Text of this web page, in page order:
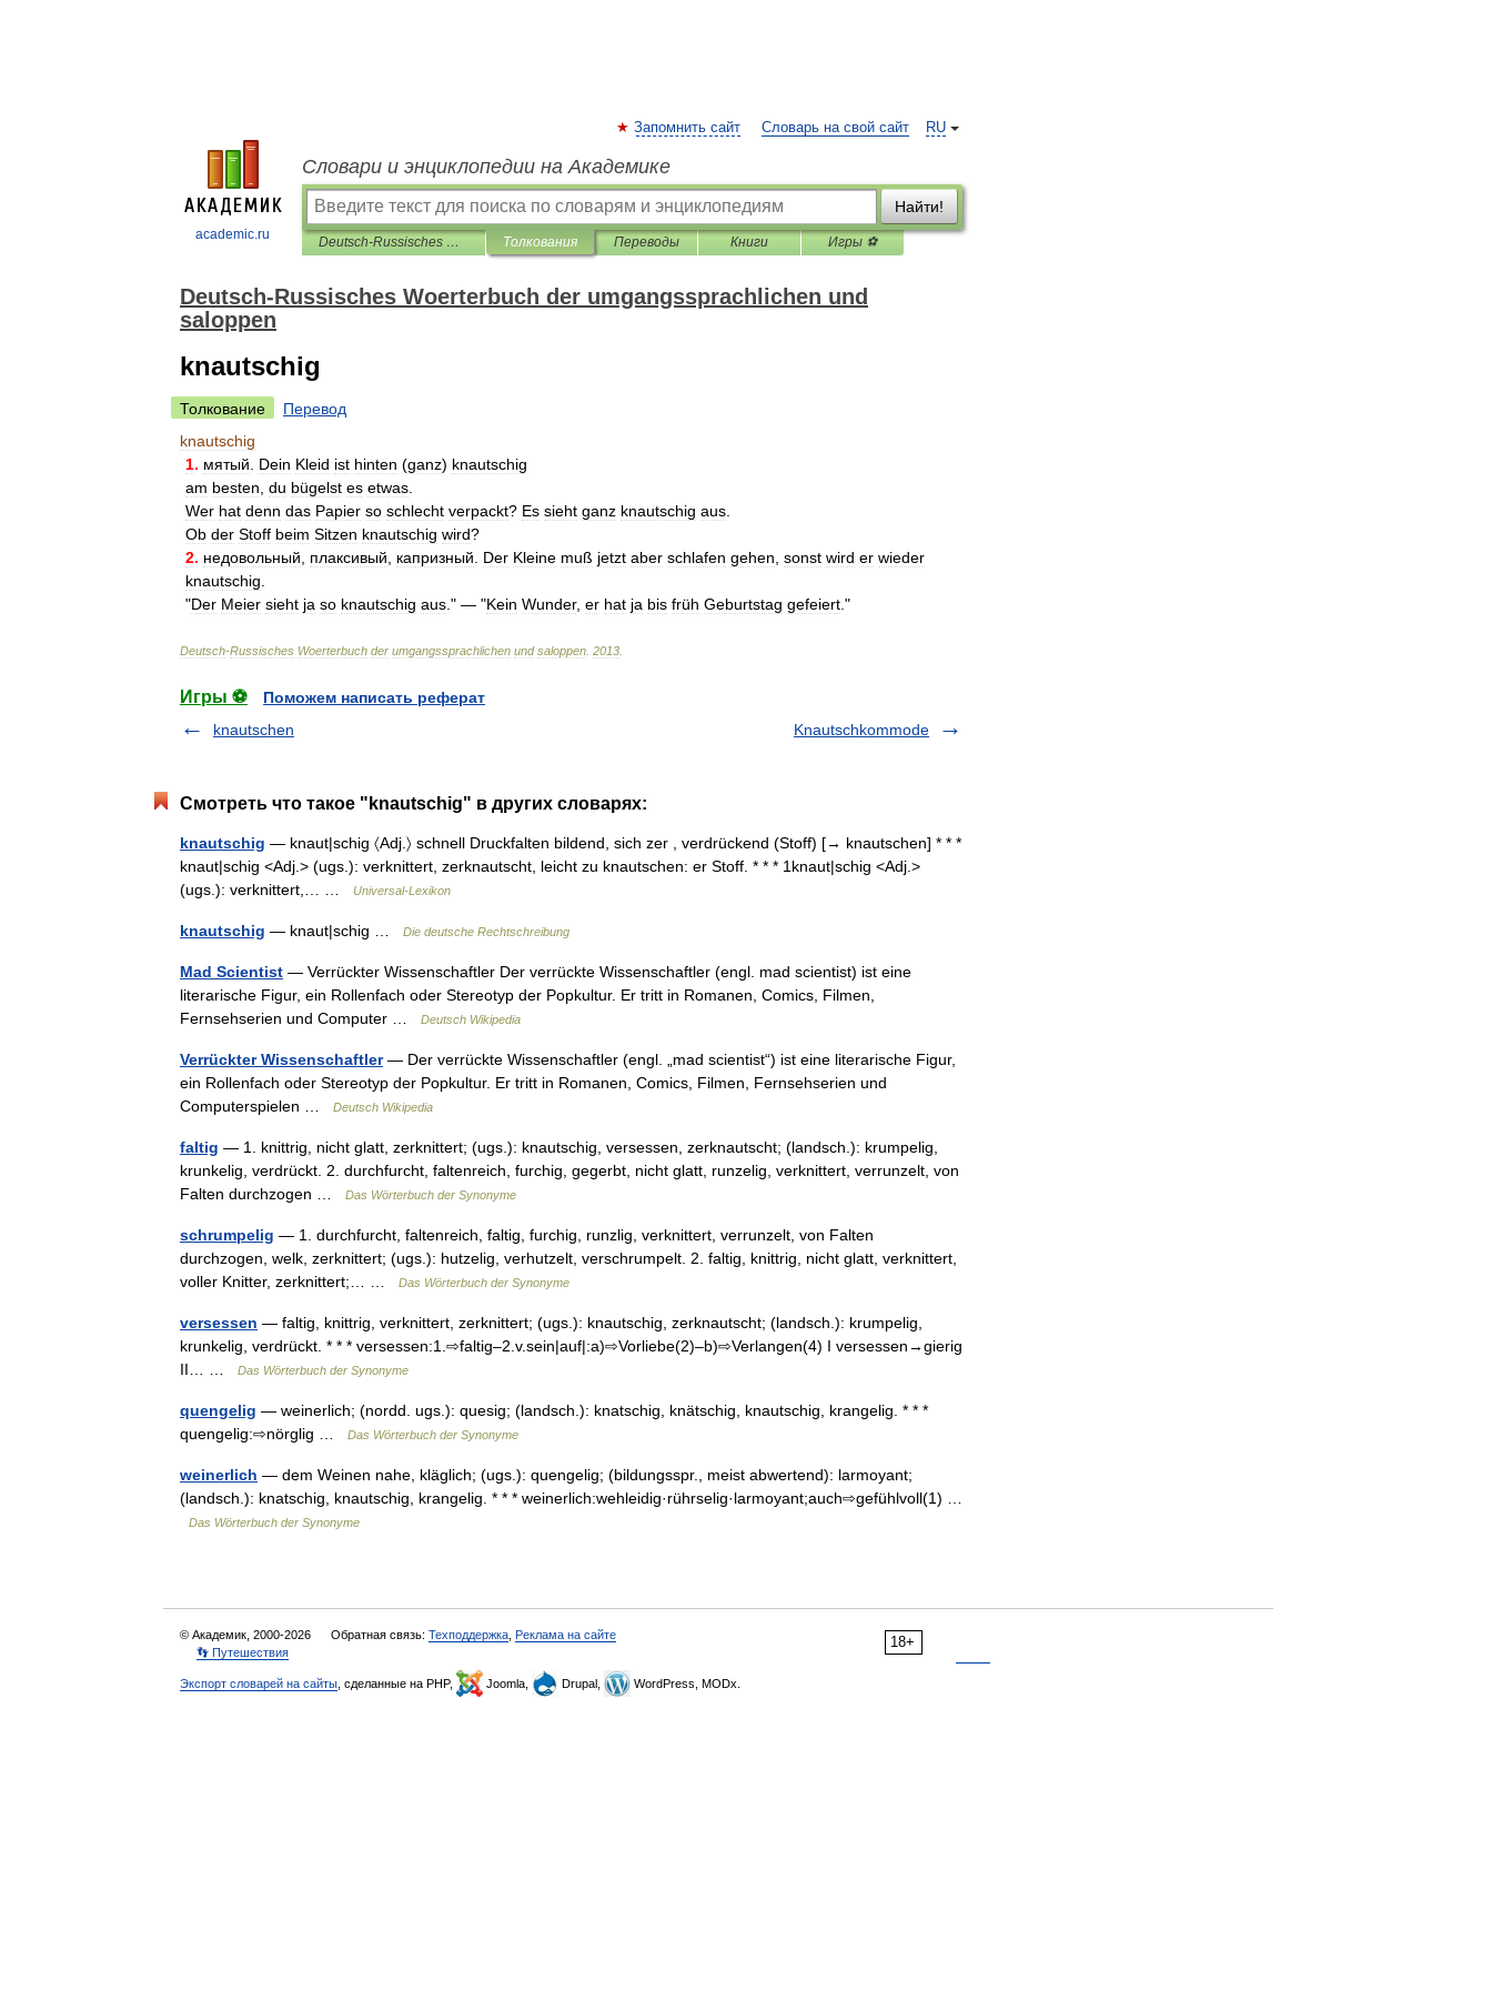
academic.ru
RU
Запомнить сайт Словарь на свой сайт
Словари и энциклопедии на Академике
Найти!
Deutsch-Russisches Woerterbuch der umgangssprachlichen und saloppen Толкования Переводы Книги Игры ⚽
Deutsch-Russisches Woerterbuch der umgangssprachlichen und
saloppen
knautschig
Толкование
Перевод
knautschig
1. мятый Dein Kleid ist hinten (ganz) knautschig
am besten du bügelst es etwas
Wer hat denn das Papier so schlecht verpackt? Es sieht ganz knautschig aus
Ob der Stoff beim Sitzen knautschig wird?
2. недовольный плаксивый капризный Der Kleine muß jetzt aber schlafen gehen sonst wird er wieder
knautschig
"Der Meier sieht ja so knautschig aus ." — "Kein Wunder, er hat ja bis früh Geburtstag gefeiert ."
Deutsch-Russisches Woerterbuch der umgangssprachlichen und saloppen 2013
Игры ⚽
Поможем написать реферат
knautschen
Knautschkommode
Смотреть что такое "knautschig" в других словарях:
knautschig — knaut|schig 〈Adj.〉 schnell Druckfalten bildend, sich zer , verdrückend (Stoff) [→ knautschen] * * *
knaut|schig <Adj.> (ugs.): verknittert, zerknautscht, leicht zu knautschen: er Stoff. * * * 1knaut|schig <Adj.>
(ugs.): verknittert,… …
Universal-Lexikon
knautschig — knaut|schig … Die deutsche Rechtschreibung
Mad Scientist — Verrückter Wissenschaftler Der verrückte Wissenschaftler (engl. mad scientist) ist eine
literarische Figur, ein Rollenfach oder Stereotyp der Popkultur. Er tritt in Romanen, Comics, Filmen,
Fernsehserien und Computer …
Deutsch Wikipedia
Verrückter Wissenschaftler— Der verrückte Wissenschaftler (engl. „mad scientist“) ist eine literarische Figur,
ein Rollenfach oder Stereotyp der Popkultur. Er tritt in Romanen, Comics, Filmen, Fernsehserien und
Computerspielen …
Deutsch Wikipedia
faltig — 1. knittrig, nicht glatt, zerknittert; (ugs.): knautschig, versessen, zerknautscht; (landsch.): krumpelig,
krunkelig, verdrückt. 2. durchfurcht, faltenreich, furchig, gegerbt, nicht glatt, runzelig, verknittert, verrunzelt, von
Falten durchzogen …
Das Wörterbuch der Synonyme
schrumpelig — 1. durchfurcht, faltenreich, faltig, furchig, runzlig, verknittert, verrunzelt, von Falten
durchzogen, welk, zerknittert; (ugs.): hutzelig, verhutzelt, verschrumpelt. 2. faltig, knittrig, nicht glatt, verknittert,
voller Knitter, zerknittert;… …
Das Wörterbuch der Synonyme
versessen — faltig, knittrig, verknittert, zerknittert; (ugs.): knautschig, zerknautscht; (landsch.): krumpelig,
krunkelig, verdrückt. * * * versessen:1.⇨faltig–2.v.sein|auf|:a)⇨Vorliebe(2)–b)⇨Verlangen(4) I versessen→gierig
II… …
Das Wörterbuch der Synonyme
quengelig — weinerlich; (nordd. ugs.): quesig; (landsch.): knatschig, knätschig, knautschig, krangelig. * * *
quengelig:⇨nörglig …
Das Wörterbuch der Synonyme
weinerlich — dem Weinen nahe, kläglich; (ugs.): quengelig; (bildungsspr., meist abwertend): larmoyant;
(landsch.): knatschig, knautschig, krangelig. * * * weinerlich:wehleidig·rührselig·larmoyant;auch⇨gefühlvoll(1) …
Das Wörterbuch der Synonyme
18+
© Академик, 2000-2026 Обратная связь: Техподдержка Реклама на сайте
👣 Путешествия
Экспорт словарей на сайты , сделанные на PHP, Joomla, Drupal, WordPress, MODx.